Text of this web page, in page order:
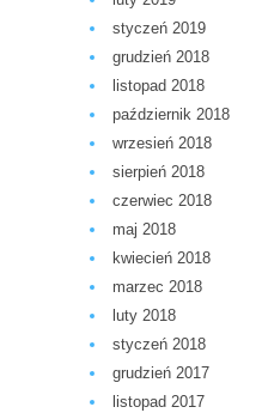
styczeń 2019
grudzień 2018
listopad 2018
październik 2018
wrzesień 2018
sierpień 2018
czerwiec 2018
maj 2018
kwiecień 2018
marzec 2018
luty 2018
styczeń 2018
grudzień 2017
listopad 2017